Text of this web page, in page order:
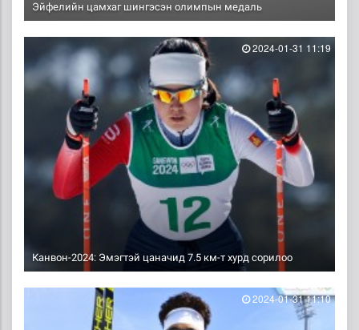
Эйфелийн цамхаг шингэсэн олимпын медаль
Канвон-2024: Эмэгтэй цаначид 7.5 км-т хурд сорилоо
2024-01-31 11:19
2024-01-31 11:10